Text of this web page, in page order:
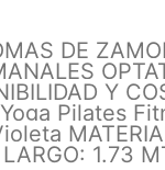
DE
Y
Pilates
1.73